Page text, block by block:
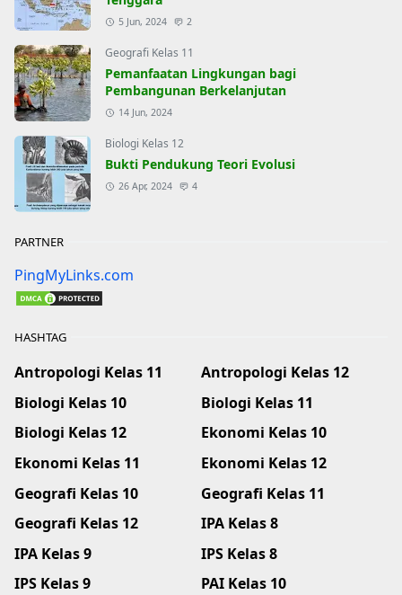
5 Jun, 2024 2
Geografi Kelas 11
Pemanfaatan Lingkungan bagi
Pembangunan Berkelanjutan
14 Jun, 2024
Biologi Kelas 12
Bukti Pendukung Teori Evolusi
26 Apr, 2024 4
PARTNER
PingMyLinks.com
HASHTAG
Antropologi Kelas 11
Antropologi Kelas 12
Biologi Kelas 10
Biologi Kelas 11
Biologi Kelas 12
Ekonomi Kelas 10
Ekonomi Kelas 11
Ekonomi Kelas 12
Geografi Kelas 10
Geografi Kelas 11
Geografi Kelas 12
IPA Kelas 8
IPA Kelas 9
IPS Kelas 8
IPS Kelas 9
PAI Kelas 10